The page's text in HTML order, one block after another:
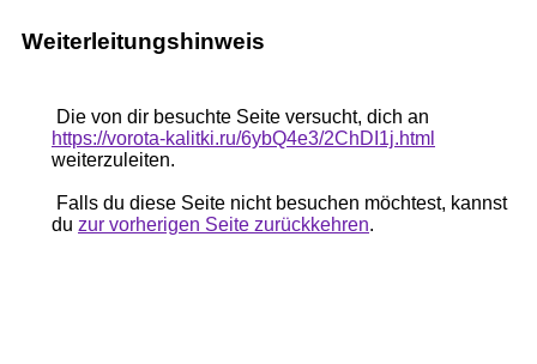
Weiterleitungshinweis
Die von dir besuchte Seite versucht, dich an
https://vorota-kalitki.ru/6ybQ4e3/2ChDI1j.html
weiterzuleiten.
Falls du diese Seite nicht besuchen möchtest, kannst
du zur vorherigen Seite zurückkehren.